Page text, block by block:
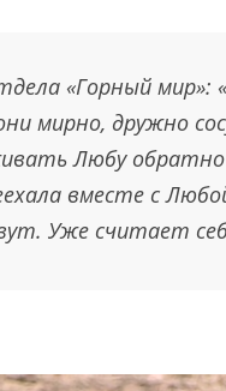
«Горный мир»:
мирно, дружно
Любу
вместе с
Уже считает